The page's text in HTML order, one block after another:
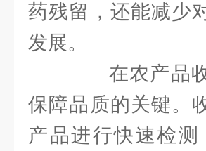
药残留，还能减少
发展。
在农产品收
保障品质的关键。
产品进行快速检